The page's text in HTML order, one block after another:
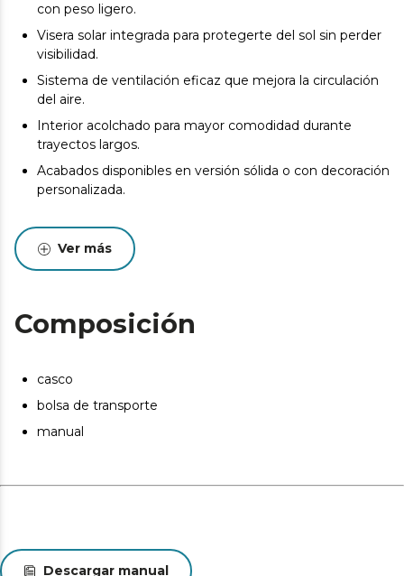
con peso ligero.
Visera solar integrada para protegerte del sol sin perder
visibilidad.
Sistema de ventilación eficaz que mejora la circulación
del aire.
Interior acolchado para mayor comodidad durante
trayectos largos.
Acabados disponibles en versión sólida o con decoración
personalizada.
Ver más
Composición
casco
bolsa de transporte
manual
Descargar manual